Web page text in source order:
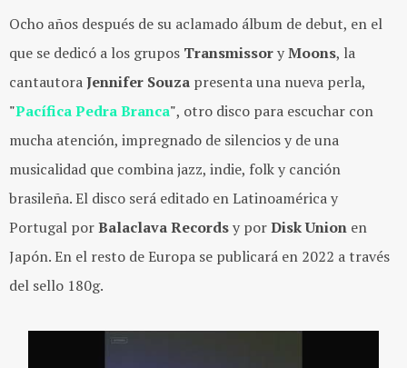
Ocho años después de su aclamado álbum de debut, en el
que se dedicó a los grupos TransmissoryMoons, la
cantautoraJennifer Souza presenta una nueva perla,
"Pacífica Pedra Branca", otro disco para escuchar con
mucha atención, impregnado de silencios y de una
musicalidad que combina jazz, indie, folk y canción
brasileña. El disco será editado en Latinoamérica y
Portugal porBalaclava Recordsy porDisk Union en
Japón. En el resto de Europa se publicará en 2022 a través
del sello 180g.